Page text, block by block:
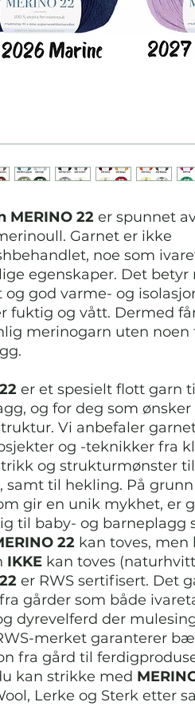
MERINO 22 er spunnet
Garnet er ikke
noe som
egenskaper. Det betyr
og god varme- og
fuktig og vått. Dermed
merinogarn uten noen
er et spesielt flott garn
og for deg som
Vi anbefaler
og -teknikker fra
og strukturmønster
samt til hekling. På
gir en unik mykhet, er
til baby- og barneplagg
22 kan toves, men
IKKE kan toves
er RWS sertifisert. Det
gårder som både
dyrevelferd der
merket garanterer
fra gård til
kan strikke med
Lerke og Sterk etter